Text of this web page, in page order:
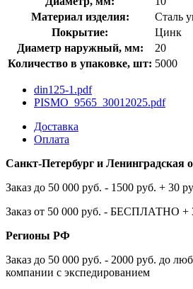
Материал изделия:
Сталь
Покрытие:
Цинк
Диаметр наружный, мм:
20
Количество в упаковке, шт: 5000
din125-1.pdf
PISMO_9565_30012025.pdf
Доставка
Оплата
Санкт-Петербург и Ленинградская
Заказ до 50 000 руб. - 1500 руб. + 30
Заказ от 50 000 руб. - БЕСПЛАТНО +
Регионы РФ
Заказ до 50 000 руб. - 2000 руб. до
компании с экспедированием